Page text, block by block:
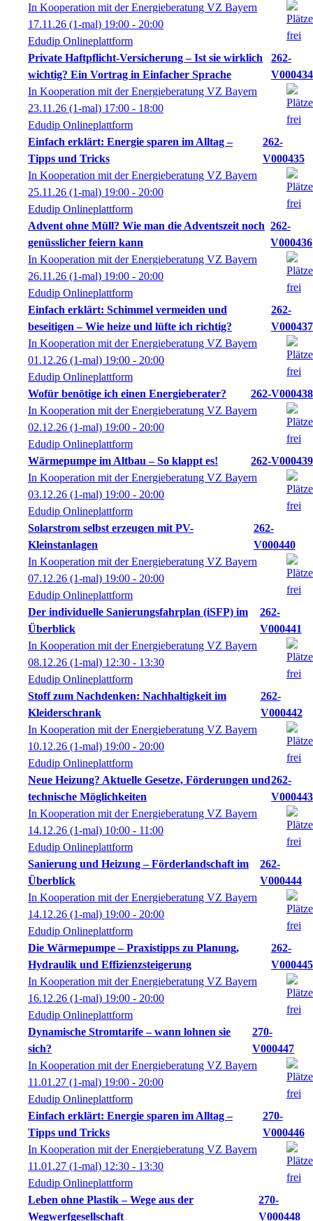
In Kooperation mit der Energieberatung VZ Bayern
17.11.26 (1-mal) 19:00 - 20:00
Edudip Onlineplattform
Private Haftpflicht-Versicherung – Ist sie wirklich
wichtig? Ein Vortrag in Einfacher Sprache
262-
V000434
In Kooperation mit der Energieberatung VZ Bayern
23.11.26 (1-mal) 17:00 - 18:00
Edudip Onlineplattform
Einfach erklärt: Energie sparen im Alltag –
Tipps und Tricks
262-
V000435
In Kooperation mit der Energieberatung VZ Bayern
25.11.26 (1-mal) 19:00 - 20:00
Edudip Onlineplattform
Advent ohne Müll? Wie man die Adventszeit noch
genüsslicher feiern kann
262-
V000436
In Kooperation mit der Energieberatung VZ Bayern
26.11.26 (1-mal) 19:00 - 20:00
Edudip Onlineplattform
Einfach erklärt: Schimmel vermeiden und
beseitigen – Wie heize und lüfte ich richtig?
262-
V000437
In Kooperation mit der Energieberatung VZ Bayern
01.12.26 (1-mal) 19:00 - 20:00
Edudip Onlineplattform
Wofür benötige ich einen Energieberater?
262-V000438
In Kooperation mit der Energieberatung VZ Bayern
02.12.26 (1-mal) 19:00 - 20:00
Edudip Onlineplattform
Wärmepumpe im Altbau – So klappt es!
262-V000439
In Kooperation mit der Energieberatung VZ Bayern
03.12.26 (1-mal) 19:00 - 20:00
Edudip Onlineplattform
Solarstrom selbst erzeugen mit PV-
Kleinstanlagen
262-
V000440
In Kooperation mit der Energieberatung VZ Bayern
07.12.26 (1-mal) 19:00 - 20:00
Edudip Onlineplattform
Der individuelle Sanierungsfahrplan (iSFP) im
Überblick
262-
V000441
In Kooperation mit der Energieberatung VZ Bayern
08.12.26 (1-mal) 12:30 - 13:30
Edudip Onlineplattform
Stoff zum Nachdenken: Nachhaltigkeit im
Kleiderschrank
262-
V000442
In Kooperation mit der Energieberatung VZ Bayern
10.12.26 (1-mal) 19:00 - 20:00
Edudip Onlineplattform
Neue Heizung? Aktuelle Gesetze, Förderungen und
technische Möglichkeiten
262-
V000443
In Kooperation mit der Energieberatung VZ Bayern
14.12.26 (1-mal) 10:00 - 11:00
Edudip Onlineplattform
Sanierung und Heizung – Förderlandschaft im
Überblick
262-
V000444
In Kooperation mit der Energieberatung VZ Bayern
14.12.26 (1-mal) 19:00 - 20:00
Edudip Onlineplattform
Die Wärmepumpe – Praxistipps zu Planung,
Hydraulik und Effizienzsteigerung
262-
V000445
In Kooperation mit der Energieberatung VZ Bayern
16.12.26 (1-mal) 19:00 - 20:00
Edudip Onlineplattform
Dynamische Stromtarife – wann lohnen sie
sich?
270-
V000447
In Kooperation mit der Energieberatung VZ Bayern
11.01.27 (1-mal) 19:00 - 20:00
Edudip Onlineplattform
Einfach erklärt: Energie sparen im Alltag –
Tipps und Tricks
270-
V000446
In Kooperation mit der Energieberatung VZ Bayern
11.01.27 (1-mal) 12:30 - 13:30
Edudip Onlineplattform
Leben ohne Plastik – Wege aus der
Wegwerfgesellschaft
270-
V000448